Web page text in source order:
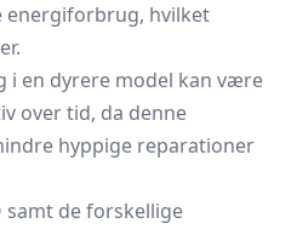
energiforbrug, hvilket
i en dyrere model kan være
over tid, da denne
hyppige reparationer
samt de forskellige